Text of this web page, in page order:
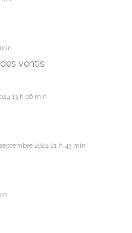
ventis
13 h 06 min
2024 21 h 43 min